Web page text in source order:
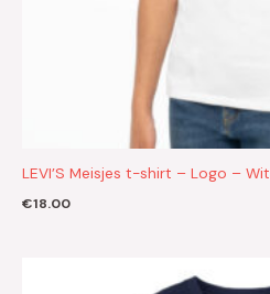
LEVI’S Meisjes t-shirt – Logo – Wit
€18.00